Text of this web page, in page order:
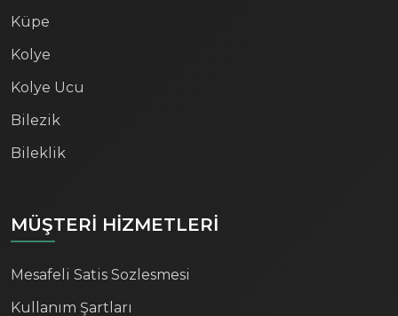
Küpe
Kolye
Kolye Ucu
Bilezik
Bileklik
MÜŞTERİ HİZMETLERİ
Mesafeli Satis Sozlesmesi
Kullanım Şartları